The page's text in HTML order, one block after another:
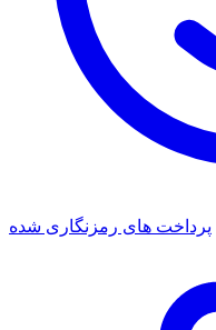
پرداخت های رمزنگاری شده